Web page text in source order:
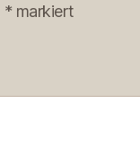
* markiert